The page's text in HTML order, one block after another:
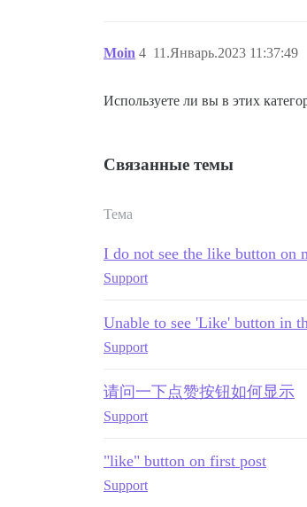
Moin 11.Январь.2023 11:37:49
4
Используете ли вы в этих
Связанные темы
Тема
I do not see the like button on
Support
Unable to see 'Like' button in
Support
请问一下点赞按钮如何显示
Support
"like" button on first post
Support